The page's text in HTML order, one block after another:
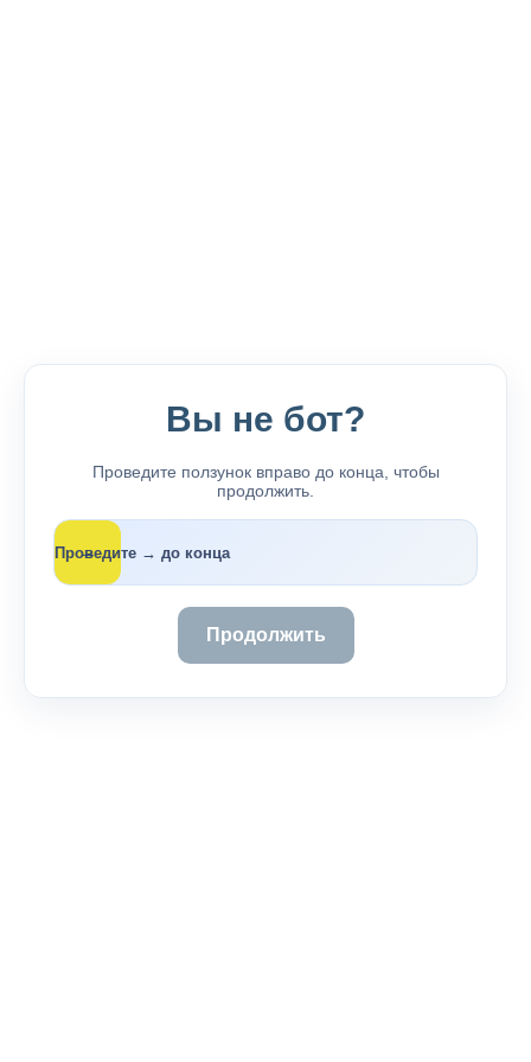
Вы не бот?
Проведите ползунок вправо до конца, чтобы
продолжить.
Проведите → до конца
→
Продолжить